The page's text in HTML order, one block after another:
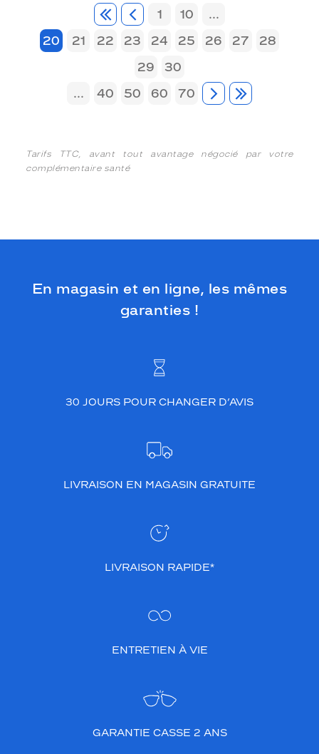
1 10
...
20
21 22 23 24 25 26 27
28
29
30
...
40 50 60 70
Tarifs TTC, avant tout avantage négocié par votre
complémentaire santé
En magasin et en ligne, les mêmes
garanties !
30 JOURS POUR CHANGER D’AVIS
LIVRAISON EN MAGASIN GRATUITE
LIVRAISON RAPIDE*
ENTRETIEN À VIE
GARANTIE CASSE 2 ANS